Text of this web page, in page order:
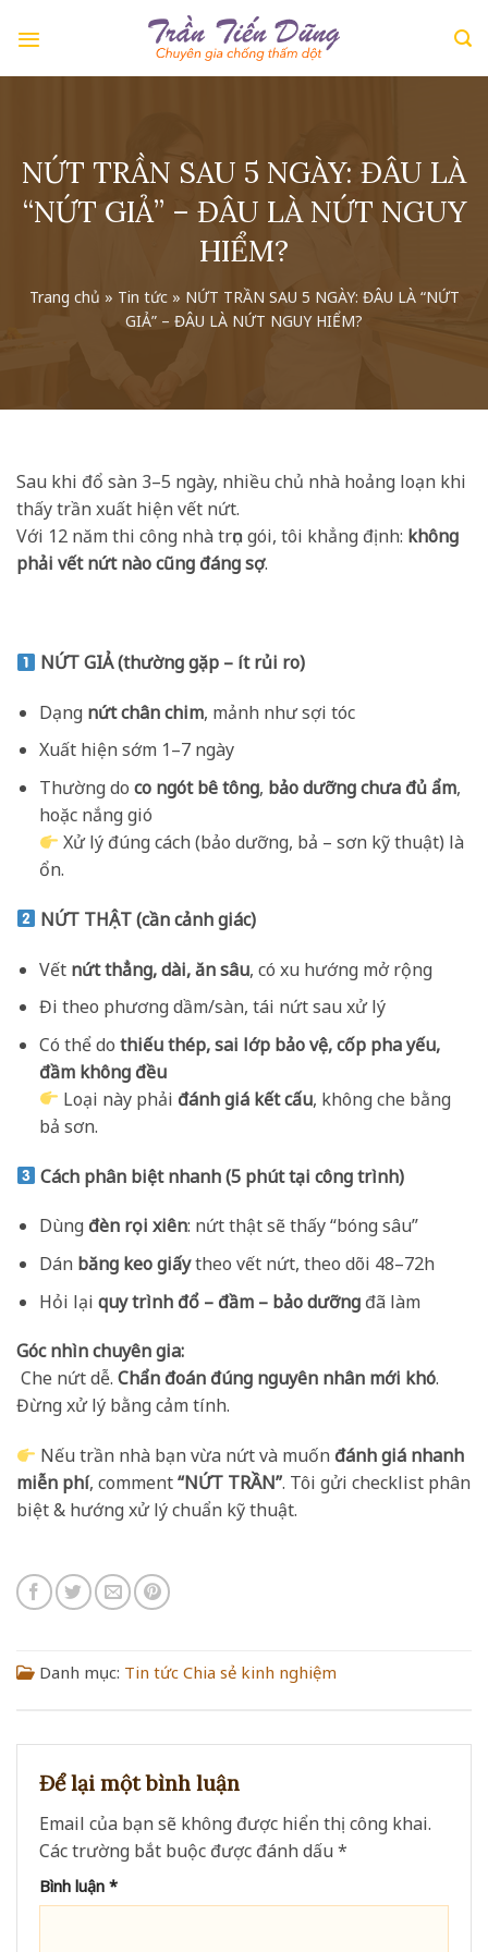
NỨT TRẦN SAU 5 NGÀY: ĐÂU LÀ
“NỨT GIẢ” – ĐÂU LÀ NỨT NGUY
HIỂM?
Trang chủ » Tin tức» NỨT TRẦN SAU 5 NGÀY: ĐÂU LÀ “NỨT
GIẢ” – ĐÂU LÀ NỨT NGUY HIỂM?
Sau khi đổ sàn 3–5 ngày, nhiều chủ nhà hoảng loạn khi
thấy trần xuất hiện vết nứt.
Với 12 năm thi công nhà trọn gói, tôi khẳng định: không
phải vết nứt nào cũng đáng sợ.
NỨT GIẢ (thường gặp – ít rủi ro)
Dạng nứt chân chim, mảnh như sợi tóc
Xuất hiện sớm 1–7 ngày
Thường do co ngót bê tông, bảo dưỡng chưa đủ ẩm,
hoặc nắng gió
Xử lý đúng cách (bảo dưỡng, bả – sơn kỹ thuật) là
ổn.
NỨT THẬT (cần cảnh giác)
Vết nứt thẳng, dài, ăn sâu, có xu hướng mở rộng
Đi theo phương dầm/sàn, tái nứt sau xử lý
Có thể do thiếu thép, sai lớp bảo vệ, cốp pha yếu,
đầm không đều
Loại này phải đánh giá kết cấu, không che bằng
bả sơn.
Cách phân biệt nhanh (5 phút tại công trình)
Dùng đèn rọi xiên: nứt thật sẽ thấy “bóng sâu”
Dán băng keo giấytheo vết nứt, theo dõi 48–72h
Hỏi lại quy trình đổ – đầm – bảo dưỡngđã làm
Góc nhìn chuyên gia:
Che nứt dễ. Chẩn đoán đúng nguyên nhân mới khó.
Đừng xử lý bằng cảm tính.
Nếu trần nhà bạn vừa nứt và muốn đánh giá nhanh
miễn phí, comment“NỨT TRẦN”. Tôi gửi checklist phân
biệt & hướng xử lý chuẩn kỹ thuật.
Danh mục: Tin tức Chia sẻ kinh nghiệm
Để lại một bình luận
Email của bạn sẽ không được hiển thị công khai.
Các trường bắt buộc được đánh dấu *
Bình luận *